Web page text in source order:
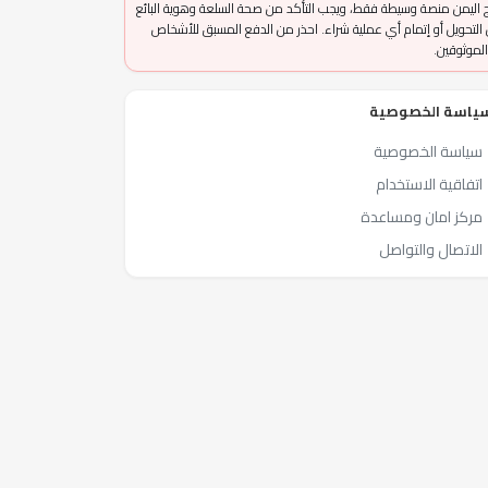
اليمن منصة وسيطة فقط، ويجب التأكد من صحة السلعة وهوية البائع
التحويل أو إتمام أي عملية شراء. احذر من الدفع المسبق للأشخاص
الخصوصية
سياسة الخصوصية
اتفاقية الاستخدام
مركز امان ومساعدة
الاتصال والتواصل